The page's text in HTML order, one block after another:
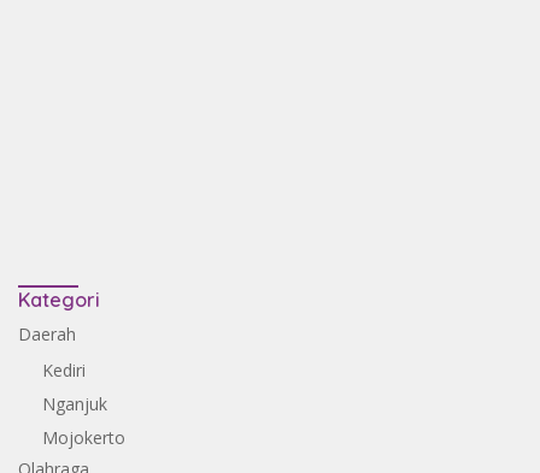
Kategori
Daerah
Kediri
Nganjuk
Mojokerto